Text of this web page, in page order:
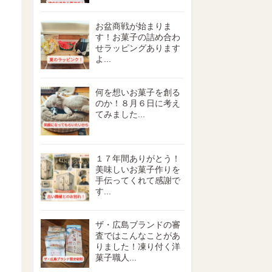
お盆商戦が始まりま
す！お菓子の詰め合わ
せラッピングあります
よ...
何を想いお菓子を創る
のか！８月６日に考え
てみました...
１７年間ありがとう！
美味しいお菓子作りを
手伝ってくれて感謝で
す...
ザ・広島ブランドの審
査ではこんなことがあ
りました！凍り付く洋
菓子職人...